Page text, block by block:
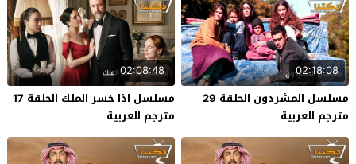
02:18:08
مسلسل المشردون الحلقة 29
مترجم للعربية
02:08:48
مسلسل اذا خسر الملك الحلقة 17
مترجم للعربية